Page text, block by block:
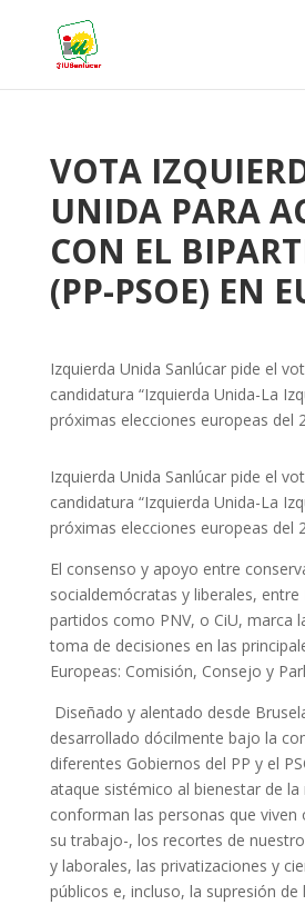
VOTA
UNIDA PARA
CON EL
(PP-PSOE) EN
Izquierda Unida Sanlúcar pide el
candidatura “Izquierda Unida-La
próximas elecciones europeas del
Izquierda Unida Sanlúcar pide el
candidatura “Izquierda Unida-La
próximas elecciones europeas del
El consenso y apoyo entre
socialdemócratas y liberales, entre
partidos como PNV, o CiU, marca
toma de decisiones en las
Europeas: Comisión, Consejo y
Diseñado y alentado desde
desarrollado dócilmente bajo la
diferentes Gobiernos del PP y el
ataque sistémico al bienestar de
conforman las personas que viven
su trabajo-, los recortes de
y laborales, las privatizaciones y
públicos e, incluso, la supresión de